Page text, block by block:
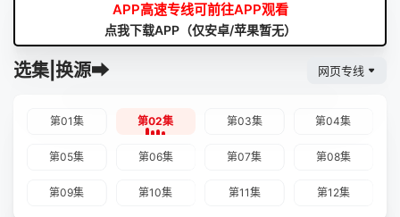
APP高速专线可前往APP观看
点我下载APP（仅安卓/苹果暂无）
选集|换源➡ 网页专线
第01集 第02集 第03集 第04集
第05集 第06集 第07集 第08集
第09集 第10集 第11集 第12集